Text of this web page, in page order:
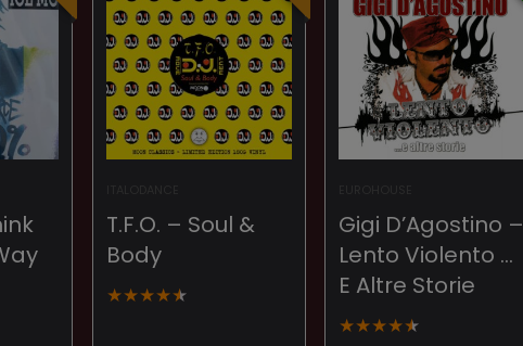
T.F.O. – Soul &
Body
★★★★★
Gigi D’Agostino –
Lento Violento …
E Altre Storie
★★★★★